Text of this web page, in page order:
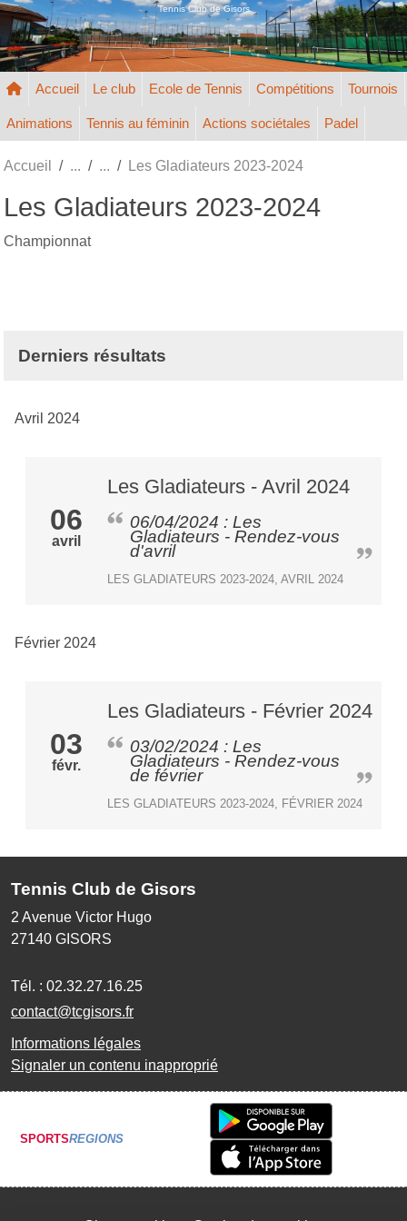
Tennis Club de Gisors
Accueil Le club Ecole de Tennis Compétitions Tournois
Animations Tennis au féminin Actions sociétales Padel
Accueil Les Gladiateurs 2023-2024
Les Gladiateurs 2023-2024
Championnat
Derniers résultats
Avril 2024
06
avril
Les Gladiateurs - Avril 2024
06/04/2024 : Les
Gladiateurs - Rendez-vous
d'avril
LES GLADIATEURS 2023-2024, AVRIL 2024
Février 2024
03
févr.
Les Gladiateurs - Février 2024
03/02/2024 : Les
Gladiateurs - Rendez-vous
de février
LES GLADIATEURS 2023-2024, FÉVRIER 2024
Tennis Club de Gisors
2 Avenue Victor Hugo
27140 GISORS
Tél. : 02.32.27.16.25
contact@tcgisors.fr
Informations légales
Signaler un contenu inapproprié
SPORTSREGIONS
Panneau de gestion des cookies